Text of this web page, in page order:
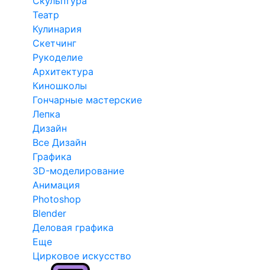
Театр
Кулинария
Скетчинг
Рукоделие
Архитектура
Киношколы
Гончарные мастерские
Лепка
Дизайн
Все Дизайн
Графика
3D-моделирование
Анимация
Photoshop
Blender
Деловая графика
Еще
Цирковое искусство